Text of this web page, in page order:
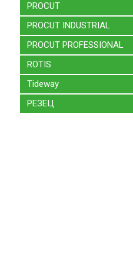
PROCUT
PROCUT INDUSTRIAL
PROCUT PROFESSIONAL
ROTIS
Tideway
РЕЗЕЦ